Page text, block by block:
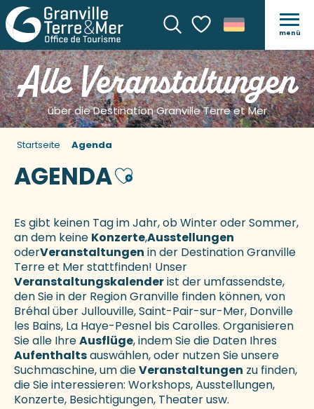
SucheVoir les favoris
menü
Alle Veranstaltungen
über die Destination Granville Terre et Mer
Startseite Agenda
AGENDAAjouter aux favoris
Es gibt keinen Tag im Jahr, ob Winter oder Sommer,
an dem keine Konzerte,Ausstellungen
oderVeranstaltungen in der Destination Granville
Terre et Mer stattfinden! Unser
Veranstaltungskalenderist der umfassendste,
den Sie in der Region Granville finden können, von
Bréhal über Jullouville, Saint-Pair-sur-Mer, Donville
les Bains, La Haye-Pesnel bis Carolles. Organisieren
Sie alle IhreAusflüge, indem Sie die Daten Ihres
Aufenthaltsauswählen, oder nutzen Sie unsere
Suchmaschine, um dieVeranstaltungen zu finden,
die Sie interessieren: Workshops, Ausstellungen,
Konzerte, Besichtigungen, Theater usw.